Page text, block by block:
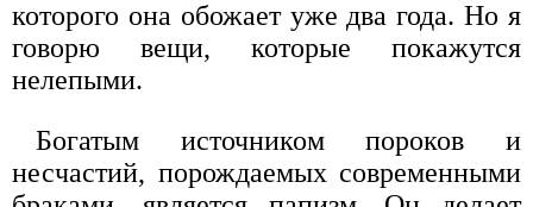
которого она обожает уже два года. Но я
говорю вещи, которые покажутся
нелепыми.
Богатым источником пороков и
несчастий, порождаемых современными